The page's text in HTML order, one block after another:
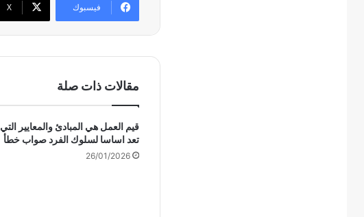
فيسبوك ‫X
مقالات ذات صلة
قيم العمل هي المبادئ والمعايير التي
تعد اساسا لسلوك الفرد صواب خطأ
26/01/2026